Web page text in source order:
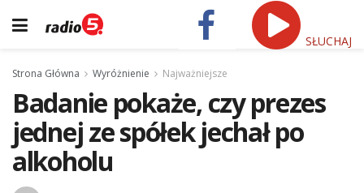
SŁUCHAJ
Strona Główna Wyróżnienie Najważniejsze
Badanie pokaże, czy prezes
jednej ze spółek jechał po
alkoholu